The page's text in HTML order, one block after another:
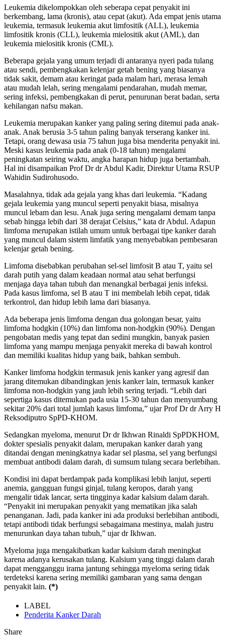
Leukemia dikelompokkan oleh seberapa cepat penyakit ini
berkembang, lama (kronis), atau cepat (akut). Ada empat jenis utama
leukemia, termasuk leukemia akut limfositik (ALL), leukemia
limfositik kronis (CLL), leukemia mielositik akut (AML), dan
leukemia mielositik kronis (CML).
Beberapa gejala yang umum terjadi di antaranya nyeri pada tulang
atau sendi, pembengkakan kelenjar getah bening yang biasanya
tidak sakit, demam atau keringat pada malam hari, merasa lemah
atau mudah lelah, sering mengalami pendarahan, mudah memar,
sering infeksi, pembengkakan di perut, penurunan berat badan, serta
kehilangan nafsu makan.
Leukemia merupakan kanker yang paling sering ditemui pada anak-
anak. Anak berusia 3-5 tahun paling banyak terserang kanker ini.
Tetapi, orang dewasa usia 75 tahun juga bisa menderita penyakit ini.
Meski kasus leukemia pada anak (0-18 tahun) mengalami
peningkatan seiring waktu, angka harapan hidup juga bertambah.
Hal ini disampaikan Prof Dr dr Abdul Kadir, Direktur Utama RSUP
Wahidin Sudirohusodo.
Masalahnya, tidak ada gejala yang khas dari leukemia. “Kadang
gejala leukemia yang muncul seperti penyakit biasa, misalnya
muncul lebam dan lesu. Anak juga sering mengalami demam tanpa
sebab hingga lebih dari 38 derajat Celsius,” kata dr Abdul. Adapun
limfoma merupakan istilah umum untuk berbagai tipe kanker darah
yang muncul dalam sistem limfatik yang menyebabkan pembesaran
kelenjar getah bening.
Limfoma disebabkan perubahan sel-sel limfosit B atau T, yaitu sel
darah putih yang dalam keadaan normal atau sehat berfungsi
menjaga daya tahan tubuh dan menangkal berbagai jenis infeksi.
Pada kasus limfoma, sel B atau T ini membelah lebih cepat, tidak
terkontrol, dan hidup lebih lama dari biasanya.
Ada beberapa jenis limfoma dengan dua golongan besar, yaitu
limfoma hodgkin (10%) dan limfoma non-hodgkin (90%). Dengan
pengobatan medis yang tepat dan sedini mungkin, banyak pasien
limfoma yang mampu menjaga penyakit mereka di bawah kontrol
dan memiliki kualitas hidup yang baik, bahkan sembuh.
Kanker limfoma hodgkin termasuk jenis kanker yang agresif dan
jarang ditemukan dibandingkan jenis kanker lain, termasuk kanker
limfoma non-hodgkin yang jauh lebih sering terjadi. “Lebih dari
sepertiga kasus ditemukan pada usia 15-30 tahun dan menyumbang
sekitar 20% dari total jumlah kasus limfoma,” ujar Prof Dr dr Arry H
Reksodiputro SpPD-KHOM.
Sedangkan myeloma, menurut Dr dr Ikhwan Rinaldi SpPDKHOM,
dokter spesialis penyakit dalam, merupakan kanker darah yang
ditandai dengan meningkatnya kadar sel plasma, sel yang berfungsi
membuat antibodi dalam darah, di sumsum tulang secara berlebihan.
Kondisi ini dapat berdampak pada komplikasi lebih lanjut, seperti
anemia, gangguan fungsi ginjal, tulang keropos, darah yang
mengalir tidak lancar, serta tingginya kadar kalsium dalam darah.
“Penyakit ini merupakan penyakit yang mematikan jika salah
penanganan. Jadi, pada kanker ini ada produksi berlebihan antibodi,
tetapi antibodi tidak berfungsi sebagaimana mestinya, malah justru
menurunkan daya tahan tubuh,” ujar dr Ikhwan.
Myeloma juga mengakibatkan kadar kalsium darah meningkat
karena adanya kerusakan tulang. Kalsium yang tinggi dalam darah
dapat mengganggu irama jantung sehingga myeloma sering tidak
terdeteksi karena sering memiliki gambaran yang sama dengan
penyakit lain. (*)
LABEL
Penderita Kanker Darah
Share